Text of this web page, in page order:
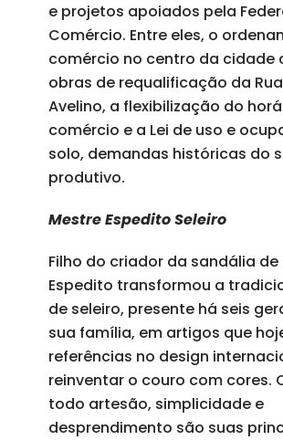
e projetos apoiados pela
Comércio. Entre eles, o
comércio no centro da cidade
obras de requalificação da
Avelino, a flexibilização do
comércio e a Lei de uso e
solo, demandas históricas do
produtivo.
Mestre Espedito Seleiro
Filho do criador da sandália de
Espedito transformou a
de seleiro, presente há seis
sua família, em artigos que
referências no design
reinventar o couro com cores.
todo artesão, simplicidade e
desprendimento são suas